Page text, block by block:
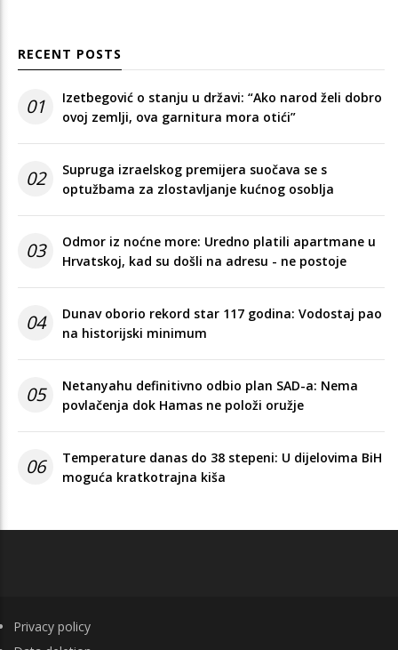
RECENT POSTS
01
Izetbegović o stanju u državi: “Ako narod želi dobro
ovoj zemlji, ova garnitura mora otići”
02
Supruga izraelskog premijera suočava se s
optužbama za zlostavljanje kućnog osoblja
03
Odmor iz noćne more: Uredno platili apartmane u
Hrvatskoj, kad su došli na adresu - ne postoje
04
Dunav oborio rekord star 117 godina: Vodostaj pao
na historijski minimum
05
Netanyahu definitivno odbio plan SAD-a: Nema
povlačenja dok Hamas ne položi oružje
06
Temperature danas do 38 stepeni: U dijelovima BiH
moguća kratkotrajna kiša
FOOTER
Privacy policy